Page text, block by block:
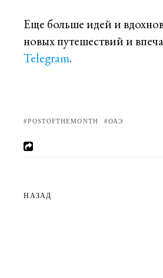
Еще больше идей и
новых путешествий и
Telegram.
POSTOFTHEMONTH ОАЭ
НАЗАД